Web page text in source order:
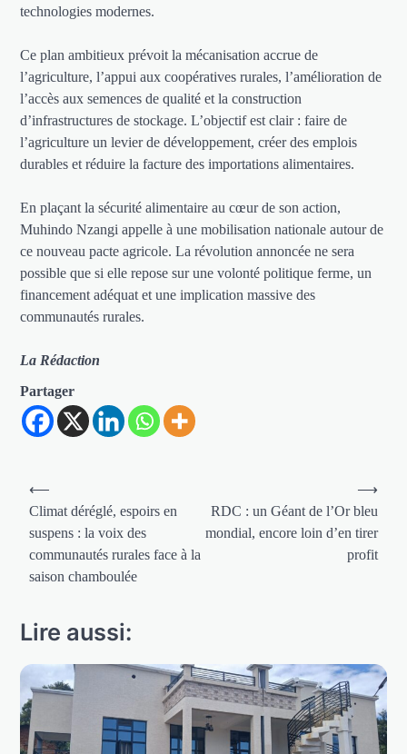
technologies modernes.
Ce plan ambitieux prévoit la mécanisation accrue de
l’agriculture, l’appui aux coopératives rurales, l’amélioration de
l’accès aux semences de qualité et la construction
d’infrastructures de stockage. L’objectif est clair : faire de
l’agriculture un levier de développement, créer des emplois
durables et réduire la facture des importations alimentaires.
En plaçant la sécurité alimentaire au cœur de son action,
Muhindo Nzangi appelle à une mobilisation nationale autour de
ce nouveau pacte agricole. La révolution annoncée ne sera
possible que si elle repose sur une volonté politique ferme, un
financement adéquat et une implication massive des
communautés rurales.
La Rédaction
Partager
Navigation
de
l’article
⟵
Climat déréglé, espoirs en
suspens : la voix des
communautés rurales face à la
saison chamboulée
RDC : un Géant de l’Or bleu
mondial, encore loin d’en tirer
profit
⟶
Lire aussi: